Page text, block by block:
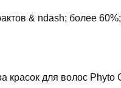
& ndаsh; более 60%;
красок для волос Phyto